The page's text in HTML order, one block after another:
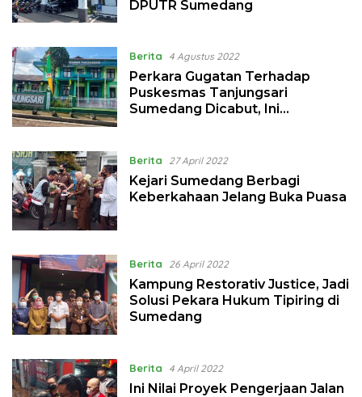
DPUTR Sumedang
Berita 4 Agustus 2022
Perkara Gugatan Terhadap
Puskesmas Tanjungsari
Sumedang Dicabut, Ini
Berita 27 April 2022
Kejari Sumedang Berbagi
Keberkahaan Jelang Buka Puasa
Berita 26 April 2022
Kampung Restorativ Justice, Jadi
Solusi Pekara Hukum Tipiring di
Sumedang
Berita 4 April 2022
Ini Nilai Proyek Pengerjaan Jalan